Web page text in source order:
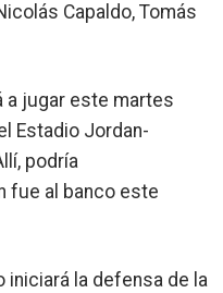
Capaldo, Tomás
a jugar este martes
Estadio Jordan-
podría
fue al banco este
iniciará la defensa de la